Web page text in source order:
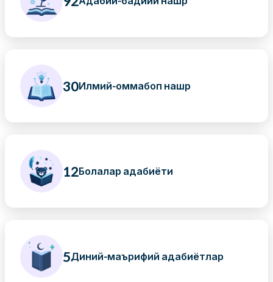
30Илмий-оммабоп нашр
12Болалар адабиёти
5Диний-маърифий адабиётлар